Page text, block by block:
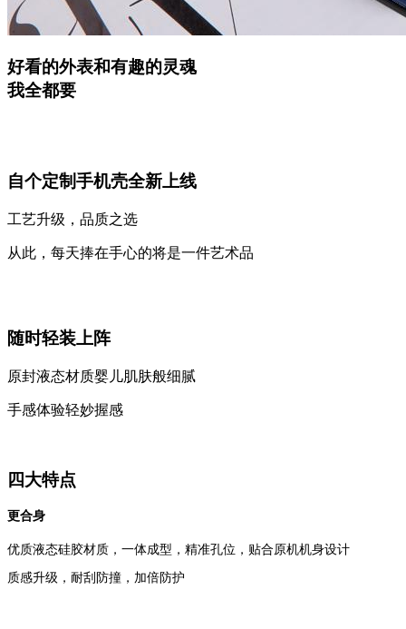
好看的外表和有趣的灵魂
我全都要
自个定制手机壳全新上线
工艺升级，品质之选
从此，每天捧在手心的将是一件艺术品
随时轻装上阵
原封液态材质婴儿肌肤般细腻
手感体验轻妙握感
四大特点